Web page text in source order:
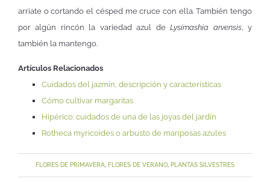
arriate o cortando el césped me cruce con ella. También tengo
por algún rincón la variedad azul deLysimashia arvensis, y
también la mantengo.
Artículos Relacionados
Cuidados del jazmín, descripción y características
Cómo cultivar margaritas
Hipérico: cuidados de una de las joyas del jardín
Rotheca myricoides o arbusto de mariposas azules
FLORES DE PRIMAVERA FLORES DE VERANO PLANTAS SILVESTRES